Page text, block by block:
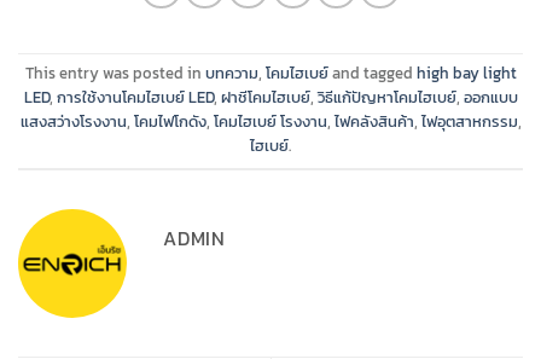
This entry was posted in บทความ, โคมไฮเบย์and tagged high bay light
LED, การใช้งานโคมไฮเบย์ LED, ฝาชีโคมไฮเบย์,วิธีแก้ปัญหาโคมไฮเบย์, ออกแบบ
แสงสว่างโรงงาน, โคมไฟโกดัง, โคมไฮเบย์ โรงงาน,ไฟคลังสินค้า,ไฟอุตสาหกรรม,
ไฮเบย์.
ADMIN